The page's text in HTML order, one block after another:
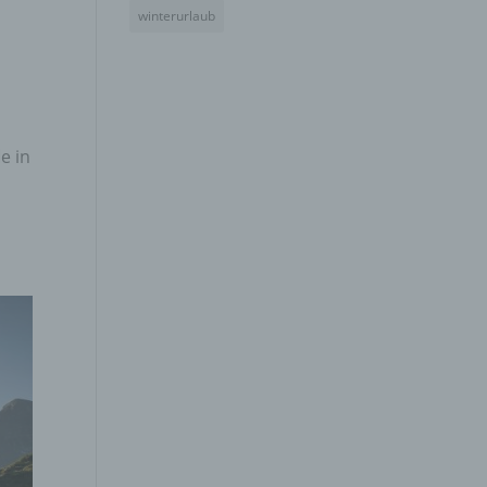
in
winterurlaub